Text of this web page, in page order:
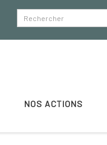
NOS ACTIONS